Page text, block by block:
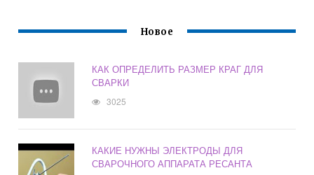
Новое
КАК ОПРЕДЕЛИТЬ РАЗМЕР КРАГ ДЛЯ
СВАРКИ
3025
КАКИЕ НУЖНЫ ЭЛЕКТРОДЫ ДЛЯ
СВАРОЧНОГО АППАРАТА РЕСАНТА